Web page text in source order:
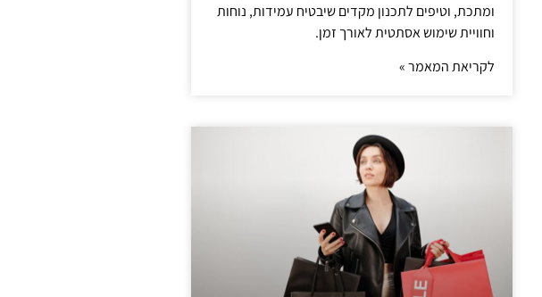
ומתכת, וטיפים לתכנון מקדים שיבטיח עמידות, נוחות
וחוויית שימוש אסתטית לאורך זמן.
לקריאת המאמר »